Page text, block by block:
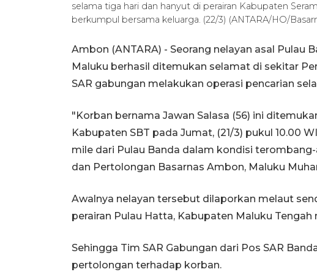
selama tiga hari dan hanyut di perairan Kabupaten
berkumpul bersama keluarga. (22/3) (ANTARA/HO/
Ambon (ANTARA) - Seorang nelayan asal Pulau
Maluku berhasil ditemukan selamat di sekitar
SAR gabungan melakukan operasi pencarian
"Korban bernama Jawan Salasa (56) ini
Kabupaten SBT pada Jumat, (21/3) pukul 10.00
mile dari Pulau Banda dalam kondisi
dan Pertolongan Basarnas Ambon, Maluku
Awalnya nelayan tersebut dilaporkan melaut
perairan Pulau Hatta, Kabupaten Maluku
Sehingga Tim SAR Gabungan dari Pos SAR
pertolongan terhadap korban.